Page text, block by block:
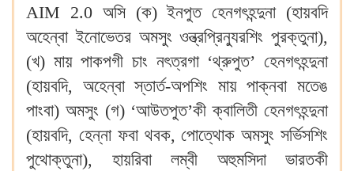
AIM 2.0 অসি (ক) ইনপুত হেনগৎহন্দুনা (হায়বদি
অহেন্বা ইনোভেতর অমসুং ওন্ত্রপ্রিন্যুরশিং পুরক্তুনা),
(খ) মায় পাকপগী চাং নৎত্রগা ‘থ্রুপুত’ হেনগৎহন্দুনা
(হায়বদি, অহেন্বা স্তার্ত-অপশিং মায় পাক্নবা মতেঙ
পাংবা) অমসুং (গ) ‘আউতপুত’কী ক্বালিতী হেনগৎহন্দুনা
(হায়বদি, হেন্না ফবা থবক, পোত্থোক অমসুং সর্ভিসশিং
পুথোক্তুনা), হায়রিবা লম্বী অহুমসিদা ভারতকী